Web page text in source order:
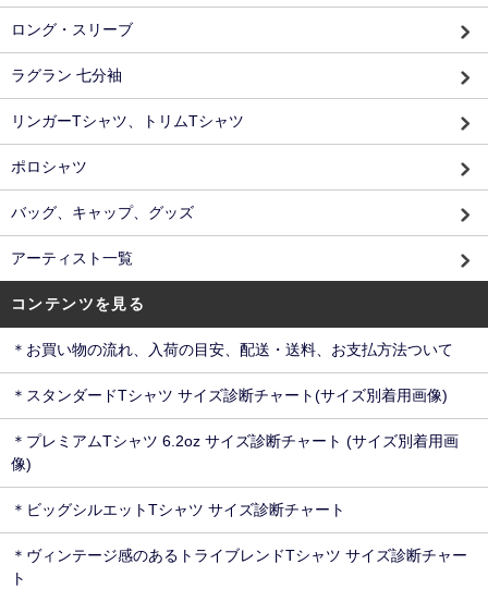
ロング・スリーブ
ラグラン 七分袖
リンガーTシャツ、トリムTシャツ
ポロシャツ
バッグ、キャップ、グッズ
アーティスト一覧
コンテンツを見る
＊お買い物の流れ、入荷の目安、配送・送料、お支払方法ついて
＊スタンダードTシャツ サイズ診断チャート(サイズ別着用画像)
＊プレミアムTシャツ 6.2oz サイズ診断チャート (サイズ別着用画
像)
＊ビッグシルエットTシャツ サイズ診断チャート
＊ヴィンテージ感のあるトライブレンドTシャツ サイズ診断チャー
ト